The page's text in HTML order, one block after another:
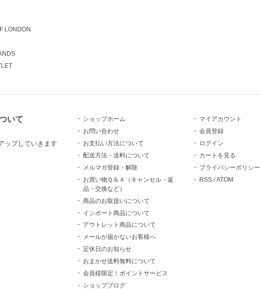
LONDON
いて
ップしていきます
ショップホーム
お問い合わせ
お支払い方法について
配送方法・送料について
メルマガ登録・解除
お買い物Ｑ＆Ａ（キャンセル・返
品・交換など）
商品のお取扱いについて
インポート商品について
アウトレット商品について
メールが届かないお客様へ
定休日のお知らせ
おまかせ送料無料について
会員様限定！ポイントサービス
ショップブログ
マイアカウント
会員登録
ログイン
カートを見る
プライバシーポリシー
RSS /ATOM